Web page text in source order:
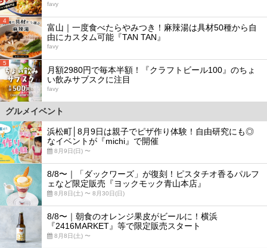
favy
4
富山｜一度食べたらやみつき！麻辣湯は具材50種から自
由にカスタム可能『TAN TAN』
favy
5
月額2980円で毎本半額！『クラフトビール100』のちょ
い飲みサブスクに注目
favy
グルメイベント
浜松町│8月9日は親子でピザ作り体験！自由研究にも◎
なイベントが『michi』で開催
8月9日(日) 〜
8/8〜｜「ダックワーズ」が復刻！ピスタチオ香るパルフ
ェなど限定販売『ヨックモック青山本店』
8月8日(土) 〜 8月30日(日)
8/8〜｜朝食のオレンジ果皮がビールに！横浜
『2416MARKET』等で限定販売スタート
8月8日(土) 〜